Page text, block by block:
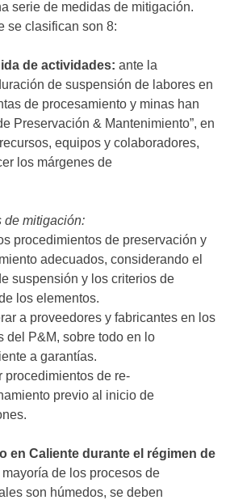
serie de medidas de mitigación.
se clasifican son 8:
de actividades: ante la
de suspensión de labores en
de procesamiento y minas han
Preservación & Mantenimiento”, en
equipos y colaboradores,
los márgenes de
de mitigación:
procedimientos de preservación y
adecuados, considerando el
suspensión y los criterios de
los elementos.
a proveedores y fabricantes en los
del P&M, sobre todo en lo
a garantías.
procedimientos de re-
previo al inicio de
en Caliente durante el régimen de
de los procesos de
son húmedos, se deben